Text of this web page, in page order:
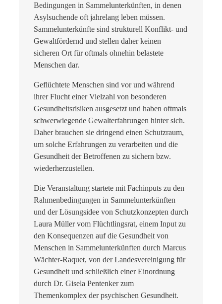
Bedingungen in Sammelunterkünften, in denen
Asylsuchende oft jahrelang leben müssen.
Sammelunterkünfte sind strukturell Konflikt- und
Gewaltfördernd und stellen daher keinen
sicheren Ort für oftmals ohnehin belastete
Menschen dar.
Geflüchtete Menschen sind vor und während
ihrer Flucht einer Vielzahl von besonderen
Gesundheitsrisiken ausgesetzt und haben oftmals
schwerwiegende Gewalterfahrungen hinter sich.
Daher brauchen sie dringend einen Schutzraum,
um solche Erfahrungen zu verarbeiten und die
Gesundheit der Betroffenen zu sichern bzw.
wiederherzustellen.
Die Veranstaltung startete mit Fachinputs zu den
Rahmenbedingungen in Sammelunterkünften
und der Lösungsidee von Schutzkonzepten durch
Laura Müller vom Flüchtlingsrat, einem Input zu
den Konsequenzen auf die Gesundheit von
Menschen in Sammelunterkünften durch Marcus
Wächter-Raquet, von der Landesvereinigung für
Gesundheit und schließlich einer Einordnung
durch Dr. Gisela Pentenker zum
Themenkomplex der psychischen Gesundheit.